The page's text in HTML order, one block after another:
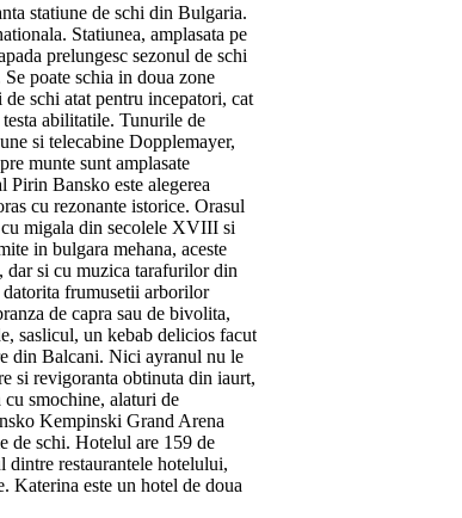
statiune de schi din Bulgaria.
Statiunea, amplasata pe
prelungesc sezonul de schi
poate schia in doua zone
schi atat pentru incepatori, cat
abilitatile. Tunurile de
si telecabine Dopplemayer,
munte sunt amplasate
Bansko este alegerea
cu rezonante istorice. Orasul
migala din secolele XVIII si
in bulgara mehana, aceste
dar si cu muzica tarafurilor din
frumusetii arborilor
de capra sau de bivolita,
saslicul, un kebab delicios facut
din Balcani. Nici ayranul nu le
si revigoranta obtinuta din iaurt,
smochine, alaturi de
Kempinski Grand Arena
de schi. Hotelul are 159 de
dintre restaurantele hotelului,
Katerina este un hotel de doua